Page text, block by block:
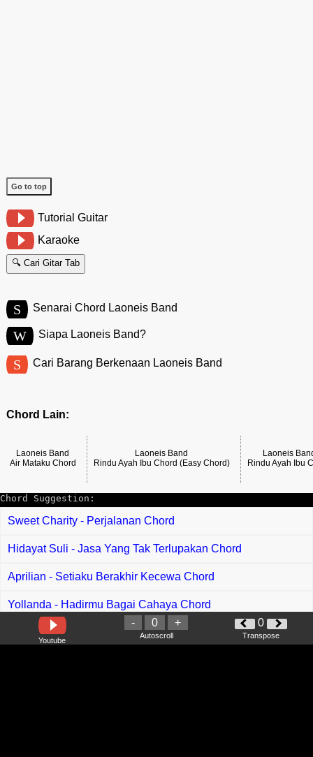
Go to top
Tutorial Guitar
Karaoke
🔍 Cari Gitar Tab
S Senarai Chord Laoneis Band
W Siapa Laoneis Band?
S Cari Barang Berkenaan Laoneis Band
Chord Lain:
Laoneis Band
Air Mataku Chord
Laoneis Band
Rindu Ayah Ibu Chord (Easy Chord)
Laoneis
Rindu Ayah Ibu
Chord Suggestion:
Sweet Charity - Perjalanan Chord
Hidayat Suli - Jasa Yang Tak Terlupakan Chord
Aprilian - Setiaku Berakhir Kecewa Chord
Yollanda - Hadirmu Bagai Cahaya Chord
Ai Khodijah - Jodoh Samawa Chord
Youtube
- 0 +
Autoscroll
0
Transpose